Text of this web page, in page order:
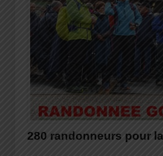
280 randonneurs pour